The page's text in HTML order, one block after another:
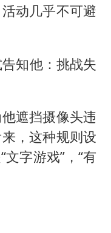
动几乎不可避
知他：挑战失
遮挡摄像头违
，这种规则设
字游戏”，“有